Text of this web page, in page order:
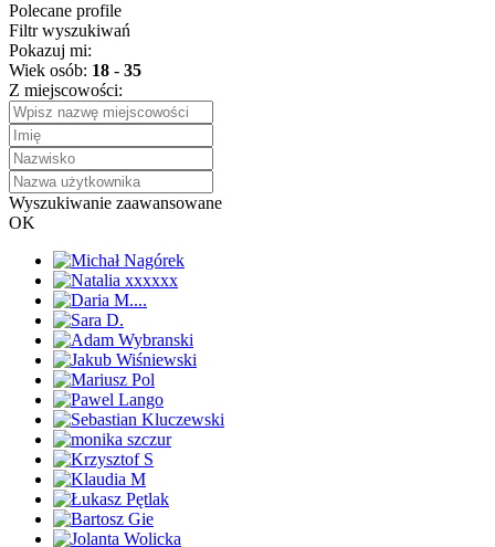
Polecane profile
Filtr wyszukiwań
Pokazuj mi:
Wiek osób: 18 - 35
Z miejscowości:
Wyszukiwanie zaawansowane
OK